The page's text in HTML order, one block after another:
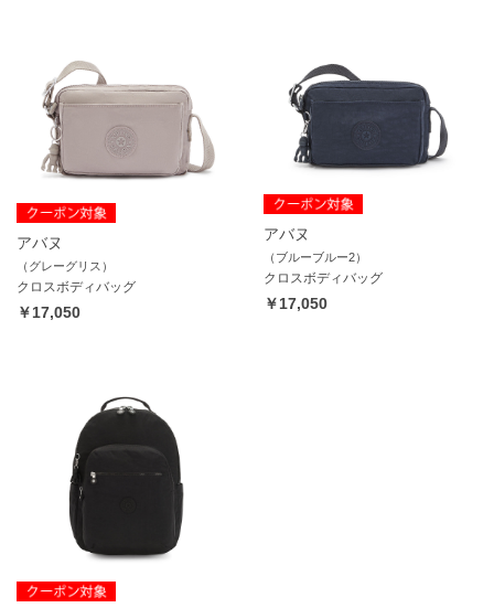
アバヌ
（グレーグリス）
クロスボディバッグ
￥17,050
アバヌ
（ブルーブルー2）
クロスボディバッグ
￥17,050